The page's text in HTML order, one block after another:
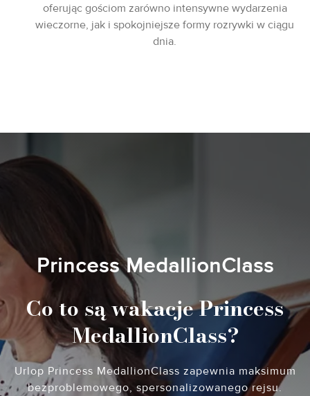
oferując gościom zarówno intensywne wydarzenia
wieczorne, jak i spokojniejsze formy rozrywki w ciągu
dnia.
Princess MedallionClass
Co to są wakacje Princess
MedallionClass?
Urlop Princess MedallionClass zapewnia maksimum
bezproblemowego, spersonalizowanego rejsu.